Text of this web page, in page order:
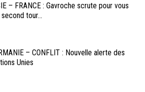
– FRANCE : Gavroche scrute pour vous
tour...
– CONFLIT : Nouvelle alerte des
Unies